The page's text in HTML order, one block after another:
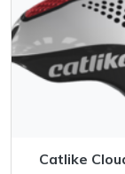
Catlike